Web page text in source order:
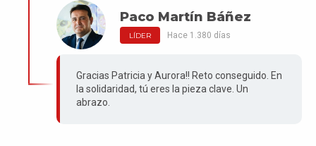
Paco Martín Báñez
LÍDER Hace 1.380 días
Gracias Patricia y Aurora!! Reto conseguido. En
la solidaridad, tú eres la pieza clave. Un
abrazo.